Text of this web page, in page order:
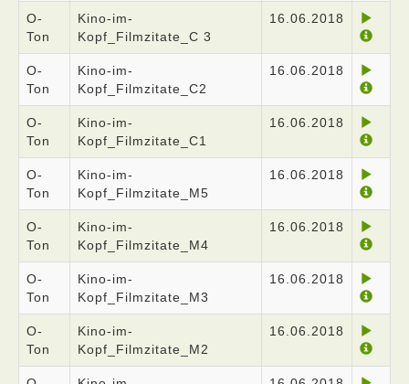
O-
Ton
Kino-im-
Kopf_Filmzitate_C 3
16.06.2018
O-
Ton
Kino-im-
Kopf_Filmzitate_C2
16.06.2018
O-
Ton
Kino-im-
Kopf_Filmzitate_C1
16.06.2018
O-
Ton
Kino-im-
Kopf_Filmzitate_M5
16.06.2018
O-
Ton
Kino-im-
Kopf_Filmzitate_M4
16.06.2018
O-
Ton
Kino-im-
Kopf_Filmzitate_M3
16.06.2018
O-
Ton
Kino-im-
Kopf_Filmzitate_M2
16.06.2018